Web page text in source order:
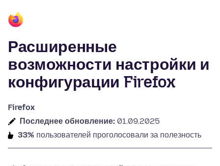
Расширенные
возможности настройки и
конфигурации Firefox
Firefox
Последнее обновление: 01.09.2025
33% пользователей проголосовали за полезность